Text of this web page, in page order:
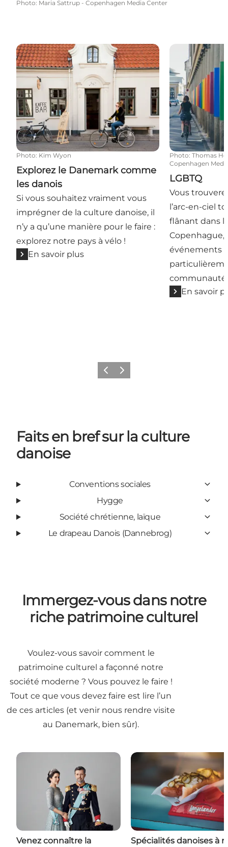
Photo: Maria Sattrup - Copenhagen Media Center
Explorez le Danemark comme les danois
Photo: Kim Wyon
Explorez le Danemark comme
les danois
Si vous souhaitez vraiment vous
imprégner de la culture danoise, il
n’y a qu’une manière pour le faire :
explorez notre pays à vélo !
En savoir plus
LGBTQ
Photo: Thomas
Copenhagen
LGBTQ
Vous
l’arc-en-ciel
flânant dans
Copenhague,
événements
communauté
En savoir
PrécédentSuivant
Faits en bref sur la culture
danoise
Conventions sociales
Hygge
Société chrétienne, laïque
Le drapeau Danois (Dannebrog)
Immergez-vous dans notre
riche patrimoine culturel
Voulez-vous savoir comment le
patrimoine culturel a façonné notre
société moderne ? Vous pouvez le faire !
Tout ce que vous devez faire est lire l’un
de ces articles (et venir nous rendre visite
au Danemark, bien sûr).
Venez connaître la
Spécialités danoises à